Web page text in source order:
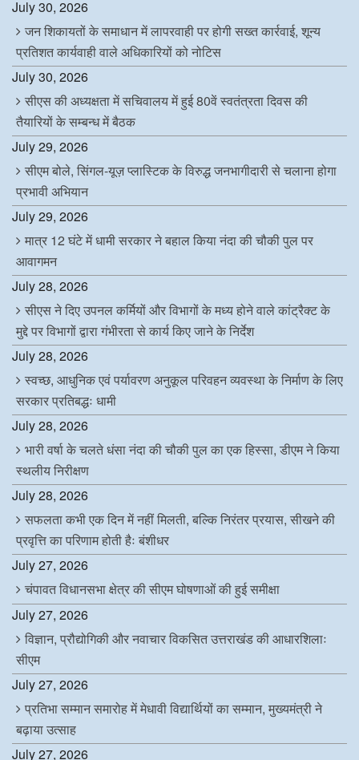
July 30, 2026
जन शिकायतों के समाधान में लापरवाही पर होगी सख्त कार्रवाई, शून्य
प्रतिशत कार्यवाही वाले अधिकारियों को नोटिस
July 30, 2026
सीएस की अध्यक्षता में सचिवालय में हुई 80वें स्वतंत्रता दिवस की
तैयारियों के सम्बन्ध में बैठक
July 29, 2026
सीएम बोले, सिंगल-यूज़ प्लास्टिक के विरुद्ध जनभागीदारी से चलाना होगा
प्रभावी अभियान
July 29, 2026
मात्र 12 घंटे में धामी सरकार ने बहाल किया नंदा की चौकी पुल पर
आवागमन
July 28, 2026
सीएस ने दिए उपनल कर्मियों और विभागों के मध्य होने वाले कांट्रैक्ट के
मुद्दे पर विभागों द्वारा गंभीरता से कार्य किए जाने के निर्देश
July 28, 2026
स्वच्छ, आधुनिक एवं पर्यावरण अनुकूल परिवहन व्यवस्था के निर्माण के लिए
सरकार प्रतिबद्धः धामी
July 28, 2026
भारी वर्षा के चलते धंसा नंदा की चौकी पुल का एक हिस्सा, डीएम ने किया
स्थलीय निरीक्षण
July 28, 2026
सफलता कभी एक दिन में नहीं मिलती, बल्कि निरंतर प्रयास, सीखने की
प्रवृत्ति का परिणाम होती हैः बंशीधर
July 27, 2026
चंपावत विधानसभा क्षेत्र की सीएम घोषणाओं की हुई समीक्षा
July 27, 2026
विज्ञान, प्रौद्योगिकी और नवाचार विकसित उत्तराखंड की आधारशिलाः
सीएम
July 27, 2026
प्रतिभा सम्मान समारोह में मेधावी विद्यार्थियों का सम्मान, मुख्यमंत्री ने
बढ़ाया उत्साह
July 27, 2026